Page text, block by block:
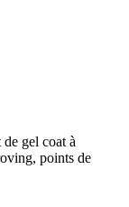
gel coat à
points de